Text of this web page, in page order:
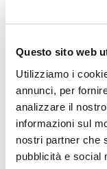
Questo sito web
Utilizziamo i
annunci, per
analizzare il
informazioni sul
nostri partner che
pubblicità e social
milano
guano
piccioni